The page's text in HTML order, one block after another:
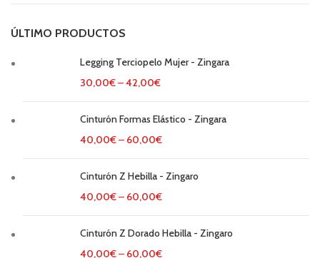
ÚLTIMO PRODUCTOS
Legging Terciopelo Mujer - Zingara
30,00€–42,00€
Cinturón Formas Elástico - Zingara
40,00€– 60,00€
Cinturón Z Hebilla - Zingaro
40,00€– 60,00€
Cinturón Z Dorado Hebilla - Zingaro
40,00€– 60,00€